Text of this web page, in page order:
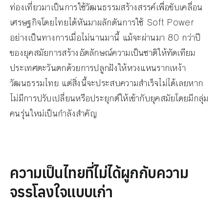
ท่องเที่ยวมาเป็นการใช้วัฒนธรรมสร้างสรรค์เพื่อขับเคลื่อน
เศรษฐกิจโดยไทยได้หันมาผลักดันการใช้ Soft Power
อย่างเป็นทางการเมื่อไม่นานมานี้ แม้จะผ่านมา 80 กว่าปี
ของยุคสมัยการสร้างอัตลักษณ์ความเป็นชาติให้ทัดเทียม
ประเทศตะวันตกด้วยการปลูกฝังให้หวงแหนรากเหง้า
วัฒนธรรมไทย แต่สิ่งนี้จะประสบความสำเร็จไม่ได้เลยหาก
ไม่มีการปรับเปลี่ยนหรือประยุกต์ให้เข้ากับยุคสมัยโดยมีกลุ่ม
คนรุ่นใหม่เป็นกำลังสำคัญ
ความเป็นไทยที่ไม่ได้ผูกกับความ
จรรโลงใจแบบเก่า